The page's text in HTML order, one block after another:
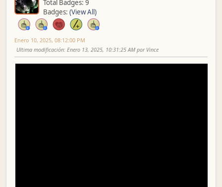
Total Badges: 9
Badges: (View All)
Enero 10, 2025, 08:12:00 PM
Ultima modificación: Enero 13, 2025, 10:31:25 AM por Vince